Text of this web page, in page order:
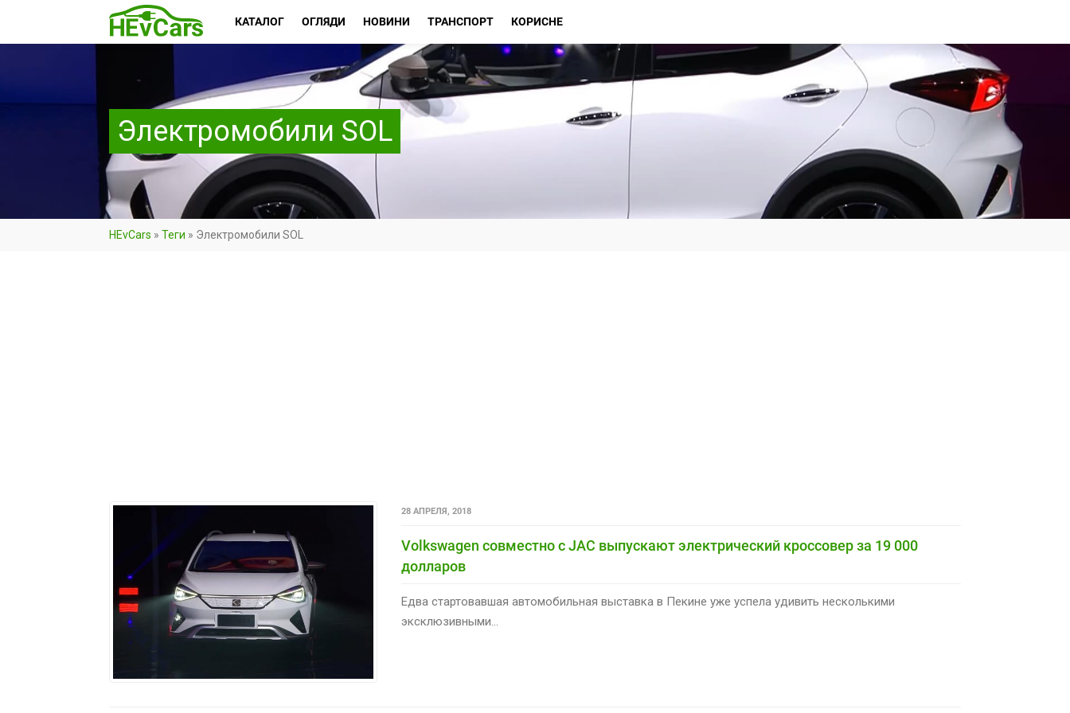
КАТАЛОГ ОГЛЯДИ НОВИНИ ТРАНСПОРТ КОРИСНЕ
Электромобили SOL
HEvCars » Теги » Электромобили SOL
28 АПРЕЛЯ, 2018
Volkswagen совместно с JAC выпускают электрический кроссовер за 19 000
долларов
Едва стартовавшая автомобильная выставка в Пекине уже успела удивить несколькими
эксклюзивными...